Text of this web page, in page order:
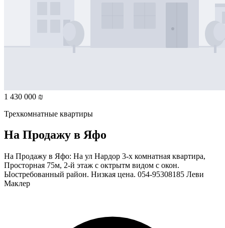
1 430 000 ₪
Трехкомнатные квартиры
На Продажу в Яфо
На Продажу в Яфо: На ул Нардор 3-х комнатная квартира,
Просторная 75м, 2-й этаж с октрытм видом с окон.
Ыостребованный район. Низкая цена. 054-95308185 Леви
Маклер